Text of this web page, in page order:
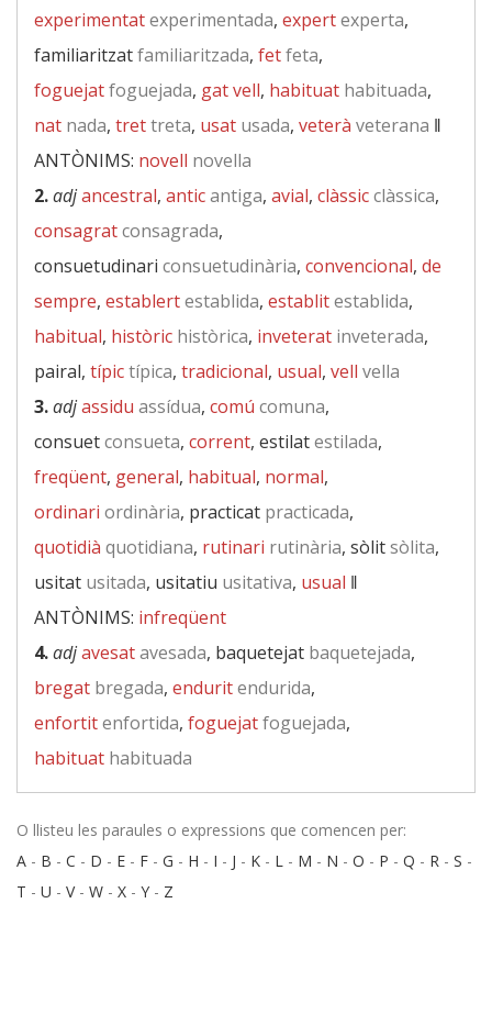
experimentatexperimentada, expertexperta,
familiaritzatfamiliaritzada, fetfeta,
foguejatfoguejada, gat vell, habituat habituada,
nat nada, trettreta, usat usada, veterà veterana ‖
ANTÒNIMS: novell novella
2.adjancestral, anticantiga, avial, clàssicclàssica,
consagratconsagrada,
consuetudinari consuetudinària, convencional, de
sempre, establertestablida, establitestablida,
habitual, històric històrica, inveterat inveterada,
pairal, típictípica, tradicional, usual, vell vella
3.adjassidu assídua, comú comuna,
consuetconsueta, corrent, estilatestilada,
freqüent, general, habitual, normal,
ordinari ordinària, practicat practicada,
quotidià quotidiana, rutinari rutinària, sòlitsòlita,
usitat usitada, usitatiu usitativa, usual ‖
ANTÒNIMS: infreqüent
4.adjavesatavesada, baquetejat baquetejada,
bregat bregada, enduritendurida,
enfortitenfortida, foguejatfoguejada,
habituat habituada
O llisteu les paraules o expressions que comencen per:
A - B - C - D - E - F - G - H - I - J - K - L - M - N - O - P - Q - R - S -
T - U - V- W - X - Y - Z